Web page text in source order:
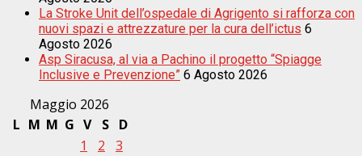
La Stroke Unit dell’ospedale di Agrigento si rafforza con
nuovi spazi e attrezzature per la cura dell’ictus 6
Agosto 2026
Asp Siracusa, al via a Pachino il progetto “Spiagge
Inclusive e Prevenzione” 6 Agosto 2026
Maggio 2026
L M M G V S
D
1
2 3